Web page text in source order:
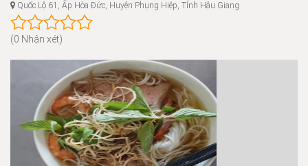
Quốc Lộ 61, Ấp Hòa Đức, Huyện Phụng Hiệp, Tỉnh Hậu Giang
(0 Nhận xét)